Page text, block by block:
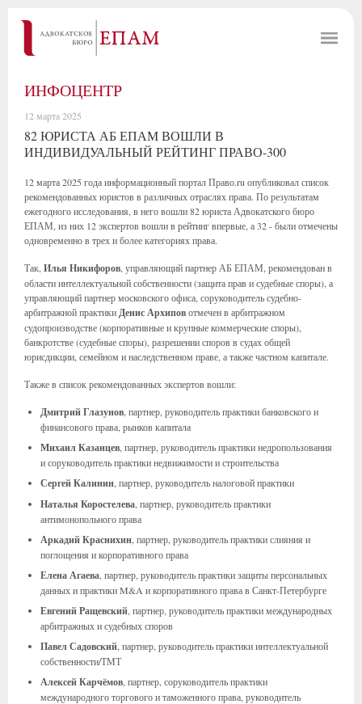
ИНФОЦЕНТР
12 марта 2025
82 ЮРИСТА АБ ЕПАМ ВОШЛИ В
ИНДИВИДУАЛЬНЫЙ РЕЙТИНГ ПРАВО-300
12 марта 2025 года информационный портал Право.ru опубликовал список
рекомендованных юристов в различных отраслях права. По результатам
ежегодного исследования, в него вошли 82 юриста Адвокатского бюро
ЕПАМ, из них 12 экспертов вошли в рейтинг впервые, а 32 - были отмечены
одновременно в трех и более категориях права.
Так, Илья Никифоров , управляющий партнер АБ ЕПАМ, рекомендован в
области интеллектуальной собственности (защита прав и судебные споры), а
управляющий партнер московского офиса, соруководитель судебно-
арбитражной практикиДенис Архиповотмечен в арбитражном
судопроизводстве (корпоративные и крупные коммерческие споры),
банкротстве (судебные споры), разрешении споров в судах общей
юрисдикции, семейном и наследственном праве, а также частном капитале.
Также в список рекомендованных экспертов вошли:
Дмитрий Глазунов , партнер, руководитель практики банковского и
финансового права, рынков капитала
Михаил Казанцев , партнер, руководитель практики недропользования
и соруководитель практики недвижимости и строительства
Сергей Калинин , партнер, руководитель налоговой практики
Наталья Коростелева , партнер, руководитель практики
антимонопольного права
Аркадий Краснихин , партнер, руководитель практики слияния и
поглощения и корпоративного права
Елена Агаева , партнер, руководитель практики защиты персональных
данных и практики M&A и корпоративного права в Санкт-Петербурге
Евгений Ращевский , партнер, руководитель практики международных
арбитражных и судебных споров
Павел Садовский , партнер, руководитель практики интеллектуальной
собственности/ТМТ
Алексей Карчёмов , партнер, соруководитель практики
международного торгового и таможенного права, руководитель